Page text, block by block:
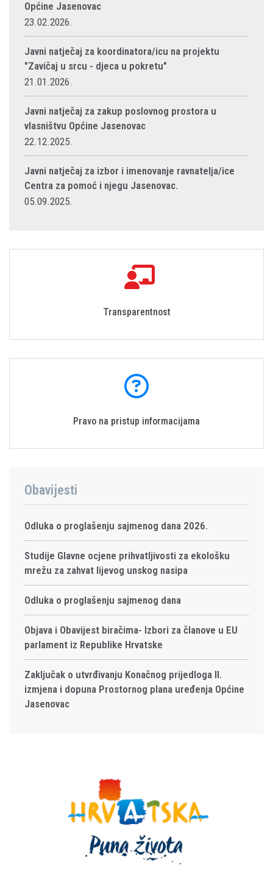
Općine Jasenovac
23.02.2026.
Javni natječaj za koordinatora/icu na projektu
"Zavičaj u srcu - djeca u pokretu"
21.01.2026.
Javni natječaj za zakup poslovnog prostora u
vlasništvu Općine Jasenovac
22.12.2025.
Javni natječaj za izbor i imenovanje ravnatelja/ice
Centra za pomoć i njegu Jasenovac.
05.09.2025.
Transparentnost
Pravo na pristup informacijama
Obavijesti
Odluka o proglašenju sajmenog dana 2026.
Studije Glavne ocjene prihvatljivosti za ekološku
mrežu za zahvat lijevog unskog nasipa
Odluka o proglašenju sajmenog dana
Objava i Obavijest biračima- Izbori za članove u EU
parlament iz Republike Hrvatske
Zaključak o utvrđivanju Konačnog prijedloga II.
izmjena i dopuna Prostornog plana uređenja Općine
Jasenovac